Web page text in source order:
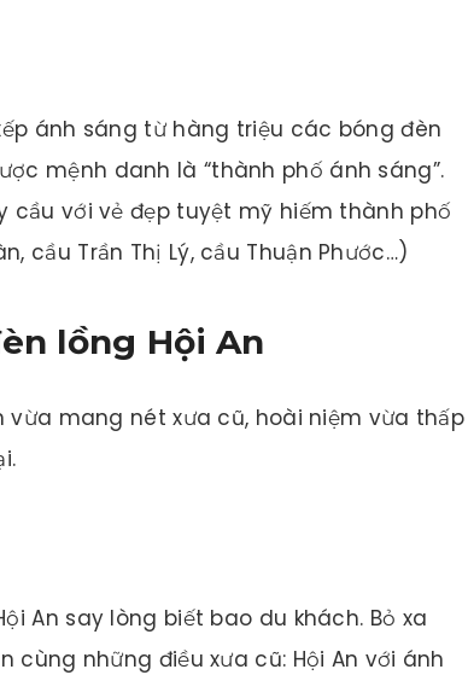
ánh sáng từ hàng triệu các bóng đèn
mệnh danh là “thành phố ánh sáng”.
với vẻ đẹp tuyệt mỹ hiếm thành phố
cầu Trần Thị Lý, cầu Thuận Phước…)
lồng Hội An
vừa mang nét xưa cũ, hoài niệm vừa thấp
An say lòng biết bao du khách. Bỏ xa
những điều xưa cũ: Hội An với ánh